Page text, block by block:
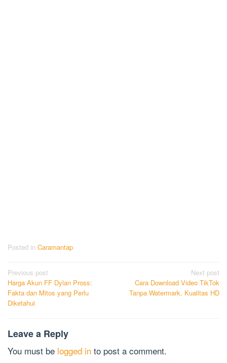
Posted in Caramantap
Post
navigation
Previous post
Harga Akun FF Dylan Pross:
Fakta dan Mitos yang Perlu
Diketahui
Next post
Cara Download Video TikTok
Tanpa Watermark, Kualitas HD
Leave a Reply
You must be logged in to post a comment.